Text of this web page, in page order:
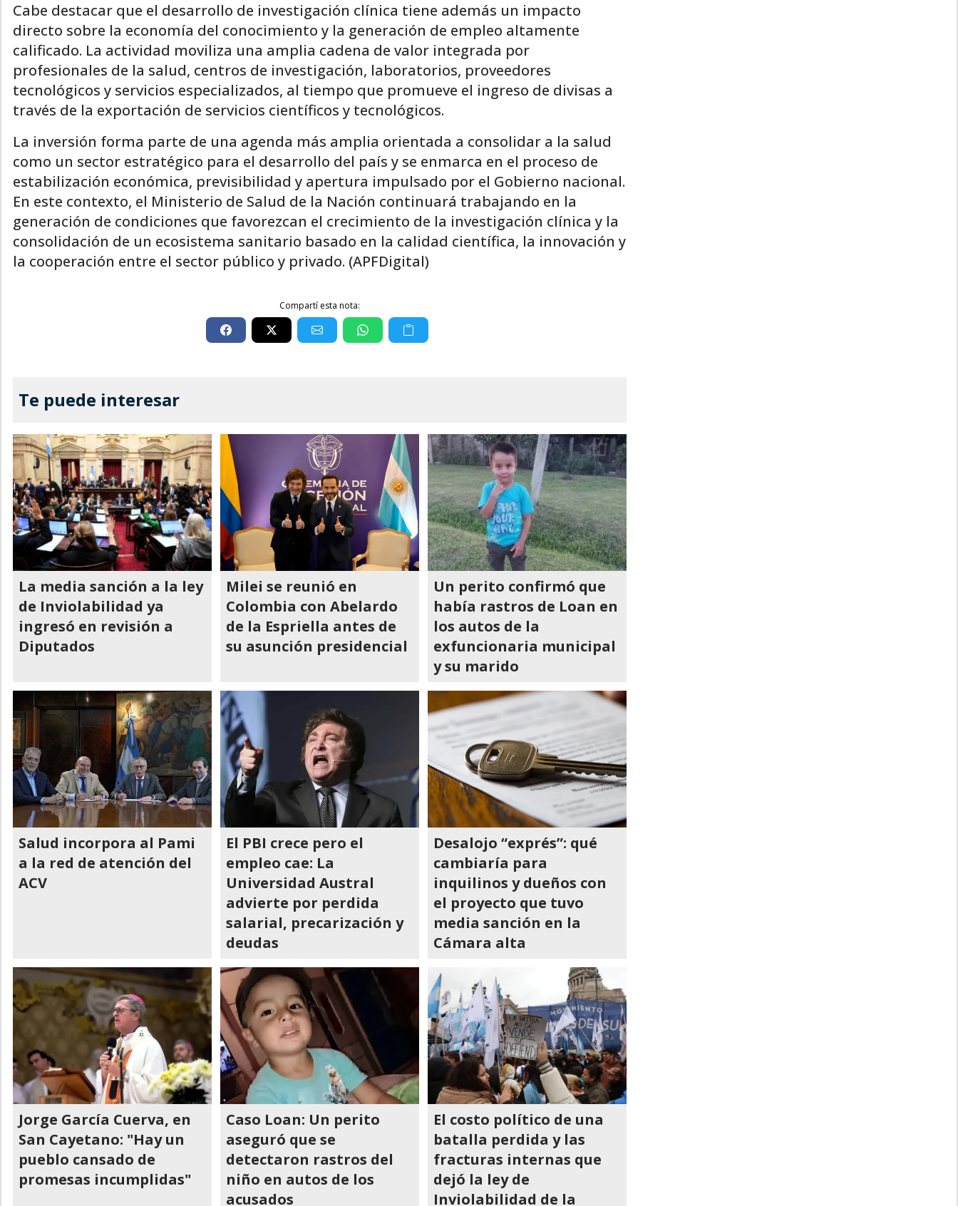
Cabe destacar que el desarrollo de investigación clínica tiene además un impacto
directo sobre la economía del conocimiento y la generación de empleo altamente
calificado. La actividad moviliza una amplia cadena de valor integrada por
profesionales de la salud, centros de investigación, laboratorios, proveedores
tecnológicos y servicios especializados, al tiempo que promueve el ingreso de divisas a
través de la exportación de servicios científicos y tecnológicos.
La inversión forma parte de una agenda más amplia orientada a consolidar a la salud
como un sector estratégico para el desarrollo del país y se enmarca en el proceso de
estabilización económica, previsibilidad y apertura impulsado por el Gobierno nacional.
En este contexto, el Ministerio de Salud de la Nación continuará trabajando en la
generación de condiciones que favorezcan el crecimiento de la investigación clínica y la
consolidación de un ecosistema sanitario basado en la calidad científica, la innovación y
la cooperación entre el sector público y privado. (APFDigital)
Compartí esta nota:
Te puede interesar
La media sanción a la ley
de Inviolabilidad ya
ingresó en revisión a
Diputados
Milei se reunió en
Colombia con Abelardo
de la Espriella antes de
su asunción presidencial
Un perito confirmó que
había rastros de Loan en
los autos de la
exfuncionaria municipal
y su marido
Salud incorpora al Pami
a la red de atención del
ACV
El PBI crece pero el
empleo cae: La
Universidad Austral
advierte por perdida
salarial, precarización y
deudas
Desalojo “exprés”: qué
cambiaría para
inquilinos y dueños con
el proyecto que tuvo
media sanción en la
Cámara alta
Jorge García Cuerva, en
San Cayetano: "Hay un
pueblo cansado de
promesas incumplidas"
Caso Loan: Un perito
aseguró que se
detectaron rastros del
niño en autos de los
acusados
El costo político de una
batalla perdida y las
fracturas internas que
dejó la ley de
Inviolabilidad de la